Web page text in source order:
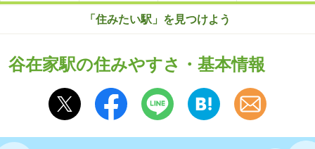
「住みたい駅」を見つけよう
谷在家駅の住みやすさ・基本情報